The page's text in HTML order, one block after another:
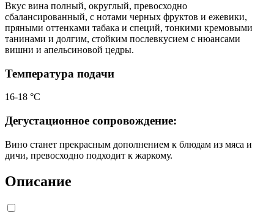
Вкус вина полный, округлый, превосходно
сбалансированный, с нотами черных фруктов и ежевики,
пряными оттенками табака и специй, тонкими кремовыми
танинами и долгим, стойким послевкусием с нюансами
вишни и апельсиновой цедры.
Температура подачи
16-18 °C
Дегустационное сопровождение:
Вино станет прекрасным дополнением к блюдам из мяса и
дичи, превосходно подходит к жаркому.
Описание